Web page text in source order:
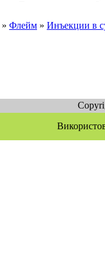
» Флейм » Инъекции в